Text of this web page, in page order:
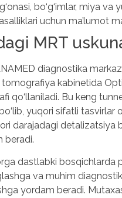
bo‘g‘imlar, miya va
uchun ma’lumot
MRT
diagnostika
kabinetida
qo‘llaniladi. Bu keng
yuqori sifatli tasvirlar
darajadagi detalizatsiya
beradi.
dastlabki bosqichlarda
va muhim
yordam beradi.